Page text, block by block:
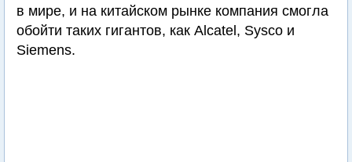
в мире, и на китайском рынке компания смогла
обойти таких гигантов, как Alcatel, Sysco и
Siemens.